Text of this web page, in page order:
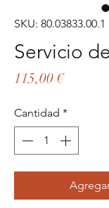
SKU: 80.03833.00.1
Servicio
115,00 €Precio
Cantidad *